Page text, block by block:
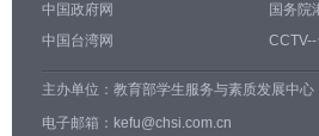
中国政府网 国务院
中国台湾网
主办单位： 教育部学生服务与素质发展中心
电子邮箱：kefu@chsi.com.cn